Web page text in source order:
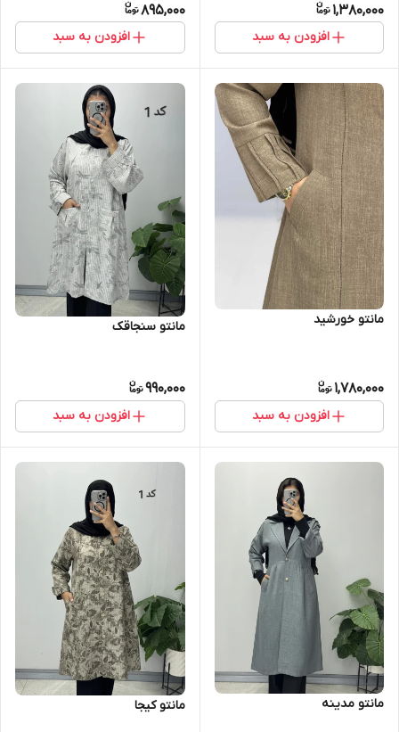
1,380,000
افزودن به سبد
895,000
افزودن به سبد
مانتو خورشید
1,780,000
افزودن به سبد
مانتو سنجاقک
990,000
افزودن به سبد
مانتو مدینه مانتو کیجا